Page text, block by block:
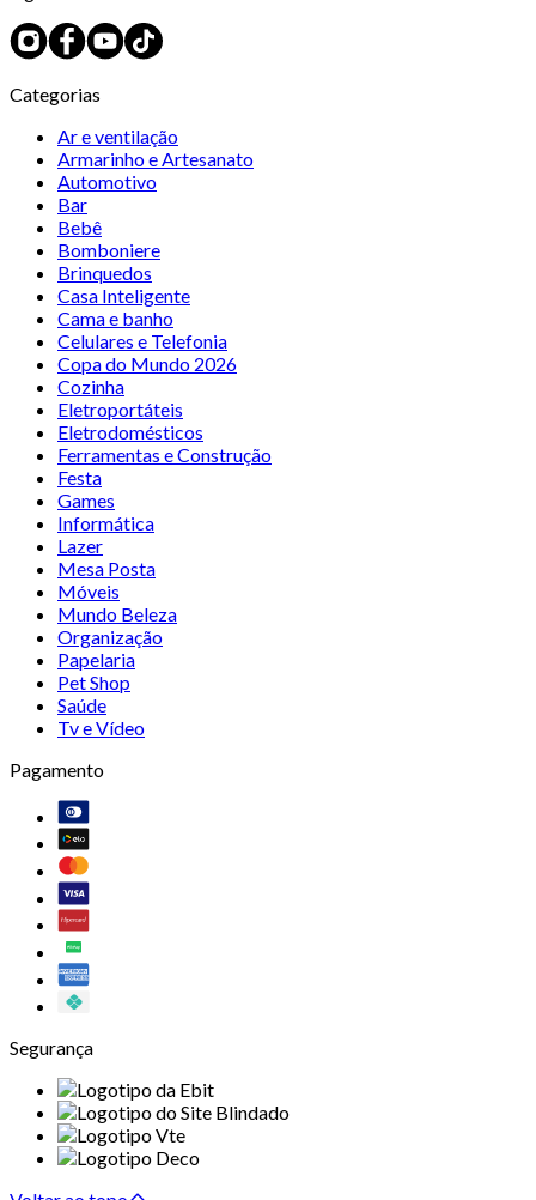
Categorias
Ar e ventilação
Armarinho e Artesanato
Automotivo
Bar
Bebê
Bomboniere
Brinquedos
Casa Inteligente
Cama e banho
Celulares e Telefonia
Copa do Mundo 2026
Cozinha
Eletroportáteis
Eletrodomésticos
Ferramentas e Construção
Festa
Games
Informática
Lazer
Mesa Posta
Móveis
Mundo Beleza
Organização
Papelaria
Pet Shop
Saúde
Tv e Vídeo
Pagamento
Segurança